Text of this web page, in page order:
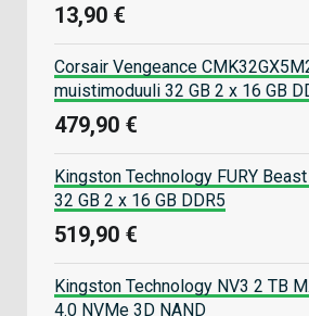
13,90 €
Corsair Vengeance
muistimoduuli 32 GB 2 x 16 GB
479,90 €
Kingston Technology FURY
32 GB 2 x 16 GB DDR5
519,90 €
Kingston Technology NV3 2 TB
4.0 NVMe 3D NAND